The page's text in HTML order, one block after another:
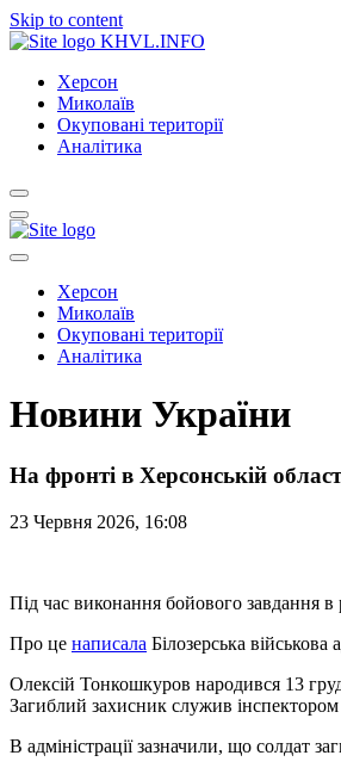
Skip to content
KHVL.INFO
Херсон
Миколаїв
Окуповані території
Аналітика
Херсон
Миколаїв
Окуповані території
Аналітика
Новини України
На фронті в Херсонській
23 Червня 2026, 16:08
Під час виконання бойового завдання
Про це написала Білозерська військова
Олексій Тонкошкуров народився 13
Загиблий захисник служив
В адміністрації зазначили, що солдат